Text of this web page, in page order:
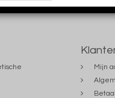
Mijn